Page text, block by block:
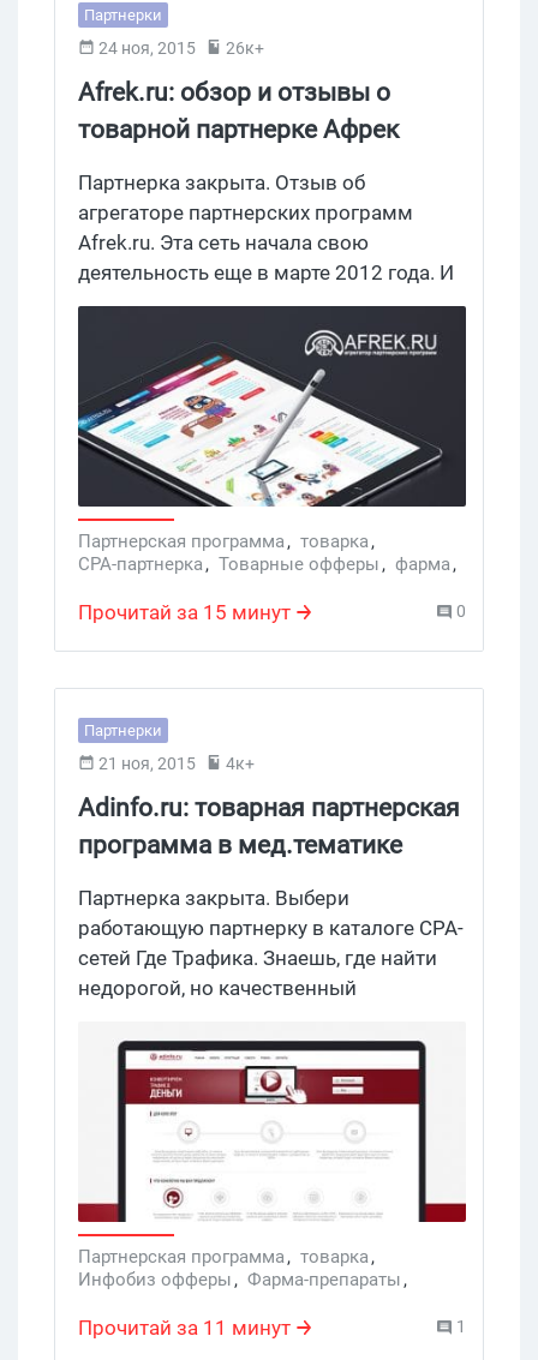
Партнерки
24 ноя, 2015 26к+
Afrek.ru: обзор и отзывы о
товарной партнерке Афрек
Партнерка закрыта. Отзыв об
агрегаторе партнерских программ
Afrek.ru. Эта сеть начала свою
деятельность еще в марте 2012 года. И
больше 3 лет уже работает. Это долго.
И это хорошо. А какие же офферы и
условия она предлагает
арбитражникам?
Партнерская программа, товарка,
CPA-партнерка, Товарные офферы, фарма,
Прочитай за 15 минут 0
Партнерки
21 ноя, 2015 4к+
Adinfo.ru: товарная партнерская
программа в мед.тематике
Партнерка закрыта. Выбери
работающую партнерку в каталоге CPA-
сетей Где Трафика. Знаешь, где найти
недорогой, но качественный
порекомендуем тебе партнерку,
специализирующуюся на медицинской
тематике. Называется она Адинфо.ру.
Партнерская программа, товарка,
Инфобиз офферы, Фарма-препараты,
Прочитай за 11 минут 1